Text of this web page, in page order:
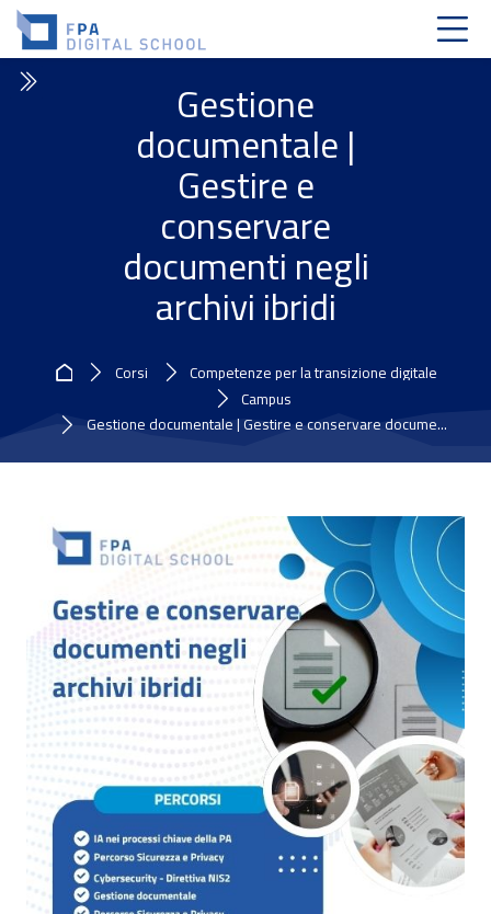
Skip to navigation
Skip to login form
Vai al contenuto principale
Skip to accessibility options
Skip to footer
Skip accessibility options
Gestione
documentale |
Gestire e
conservare
documenti negli
archivi ibridi
Home
Corsi
Competenze per la transizione digitale
Campus
Gestione documentale | Gestire e conservare docume...